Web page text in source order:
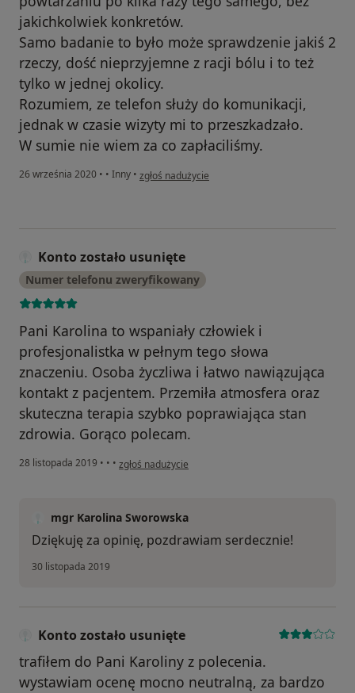
jakichkolwiek konkretów.
Samo badanie to było może sprawdzenie jakiś 2
rzeczy, dość nieprzyjemne z racji bólu i to też
tylko w jednej okolicy.
Rozumiem, ze telefon służy do komunikacji,
jednak w czasie wizyty mi to przeszkadzało.
W sumie nie wiem za co zapłaciliśmy.
26 września 2020 • • Inny • w opinii użytkownika P.P.
zgłoś nadużycie
Konto zostało usunięte
Numer telefonu zweryfikowany
Pani Karolina to wspaniały człowiek i
profesjonalistka w pełnym tego słowa
znaczeniu. Osoba życzliwa i łatwo nawiązująca
kontakt z pacjentem. Przemiła atmosfera oraz
skuteczna terapia szybko poprawiająca stan
zdrowia. Gorąco polecam.
28 listopada 2019 • • • w opinii użytkownika Konto zostało usunięte
zgłoś nadużycie
mgr Karolina Sworowska
Dziękuję za opinię, pozdrawiam serdecznie!
30 listopada 2019
Konto zostało usunięte
trafiłem do Pani Karoliny z polecenia.
wystawiam ocenę mocno neutralną, za bardzo